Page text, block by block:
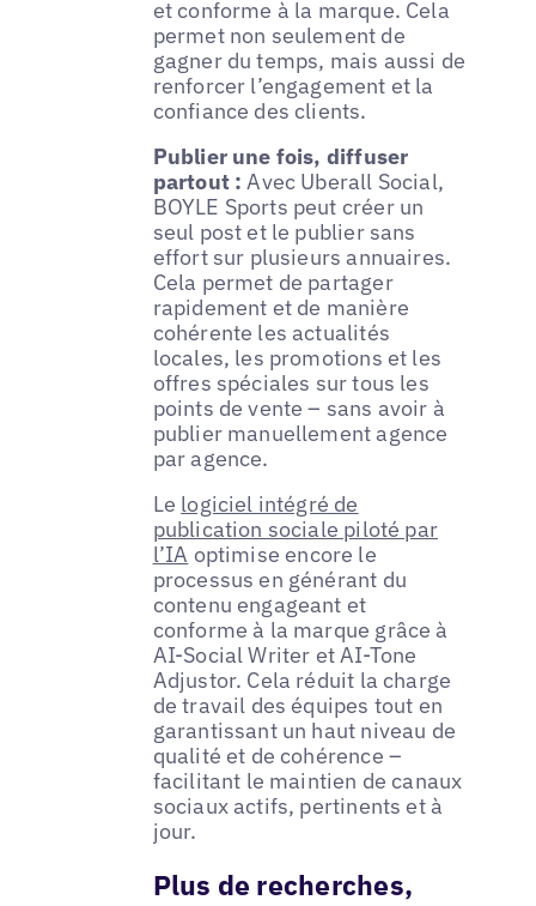
et conforme à la marque. Cela
permet non seulement de
gagner du temps, mais aussi de
renforcer l’engagement et la
confiance des clients.
Publier une fois, diffuser
partout : Avec Uberall Social,
BOYLE Sports peut créer un
seul post et le publier sans
effort sur plusieurs annuaires.
Cela permet de partager
rapidement et de manière
cohérente les actualités
locales, les promotions et les
offres spéciales sur tous les
points de vente – sans avoir à
publier manuellement agence
par agence.
Le logiciel intégré de
publication sociale piloté par
l’IA optimise encore le
processus en générant du
contenu engageant et
conforme à la marque grâce à
AI-Social Writer et AI-Tone
Adjustor. Cela réduit la charge
de travail des équipes tout en
garantissant un haut niveau de
qualité et de cohérence –
facilitant le maintien de canaux
sociaux actifs, pertinents et à
jour.
Plus de recherches,